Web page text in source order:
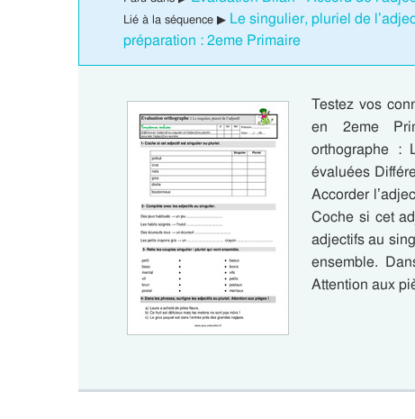
Lié à la séquence ▶ Le singulier, pluriel de
préparation : 2eme Primaire
Testez vos
en 2eme
orthographe :
évaluées
Accorder
Coche si cet
adjectifs au
ensemble.
Attention aux